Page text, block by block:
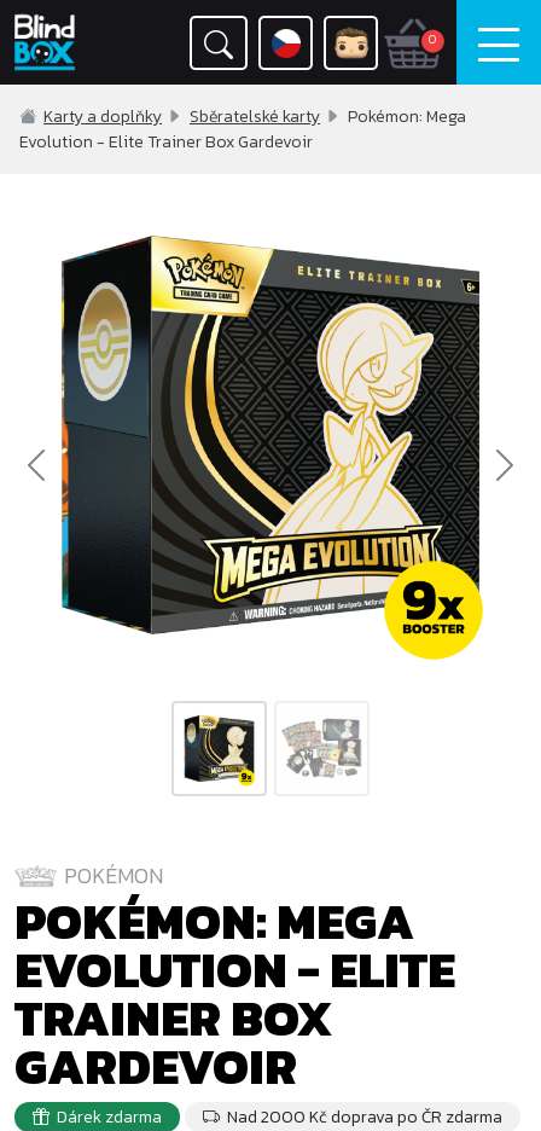
0
Karty a doplňky Sběratelské karty
Pokémon: Mega
Evolution - Elite Trainer Box Gardevoir
Previous
POKÉMON
POKÉMON: MEGA
EVOLUTION - ELITE
TRAINER BOX
GARDEVOIR
Dárek zdarma Nad 2000 Kč doprava po ČR zdarma